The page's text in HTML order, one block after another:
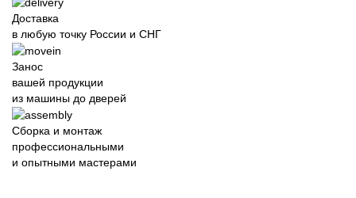
Доставка
в любую точку России и СНГ
Занос
вашей продукции
из машины до дверей
Сборка и монтаж
профессиональными
и опытными мастерами